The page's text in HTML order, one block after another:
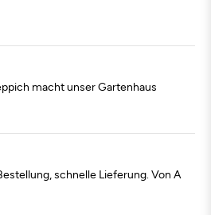
macht unser Gartenhaus
schnelle Lieferung. Von A